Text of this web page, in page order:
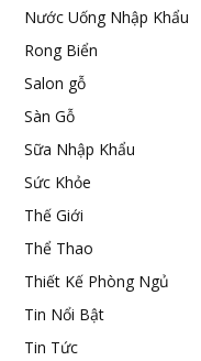
Nước Uống Nhập Khẩu
Rong Biển
Salon gỗ
Sàn Gỗ
Sữa Nhập Khẩu
Sức Khỏe
Thế Giới
Thể Thao
Thiết Kế Phòng Ngủ
Tin Nổi Bật
Tin Tức